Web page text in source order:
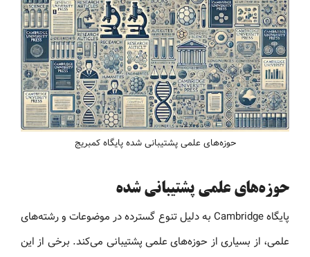
حوزه‌های علمی پشتیبانی شده پایگاه کمبریج
حوزه‌های علمی پشتیبانی شده
پایگاه Cambridge به دلیل تنوع گسترده در موضوعات و رشته‌های
علمی، از بسیاری از حوزه‌های علمی پشتیبانی می‌کند. برخی از این